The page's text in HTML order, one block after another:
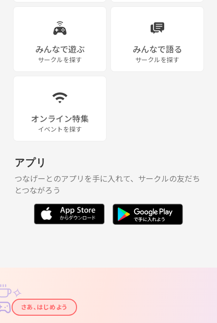
みんなで遊ぶ
サークルを探す
みんなで語る
サークルを探す
オンライン特集
イベントを探す
アプリ
つなげーとのアプリを手に入れて、サークルの友だち
とつながろう
✦
✧
さあ、はじめよう